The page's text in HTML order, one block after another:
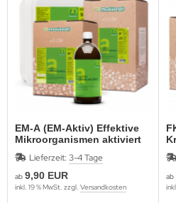
EM-A (EM-Aktiv) Effektive
Mikroorganismen aktiviert
Lieferzeit: 3-4 Tage
ab 9,90 EUR
inkl. 19 % MwSt. zzgl. Versandkosten
ab